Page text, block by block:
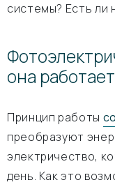
системы? Есть ли
она
Принцип работы
преобразуют
электричество,
день. Как это